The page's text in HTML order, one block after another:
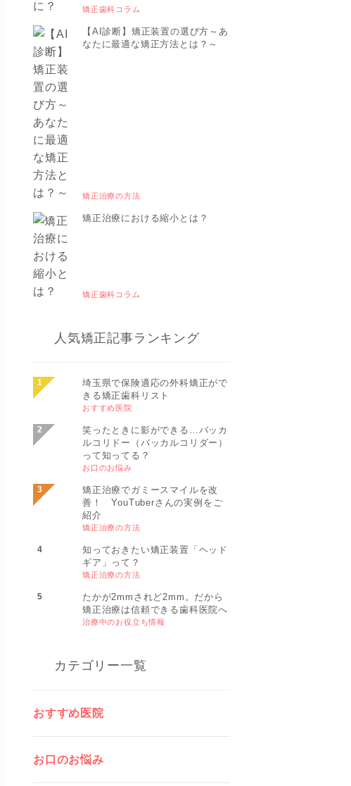
矯正歯科コラム
【AI診断】矯正装置の選び方～あ
なたに最適な矯正方法とは？～
矯正治療の方法
矯正治療における縮小とは？
矯正歯科コラム
人気矯正記事ランキング
埼玉県で保険適応の外科矯正がで
きる矯正歯科リスト
おすすめ医院
笑ったときに影ができる…バッカ
ルコリドー（バッカルコリダー）
って知ってる？
お口のお悩み
矯正治療でガミースマイルを改
善！ YouTuberさんの実例をご
紹介
矯正治療の方法
知っておきたい矯正装置「ヘッド
ギア」って？
矯正治療の方法
たかが2mmされど2mm。だから
矯正治療は信頼できる歯科医院へ
治療中のお役立ち情報
カテゴリー一覧
おすすめ医院
お口のお悩み